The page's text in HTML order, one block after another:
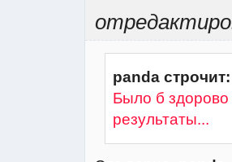
panda строчит:
Было б
результаты...